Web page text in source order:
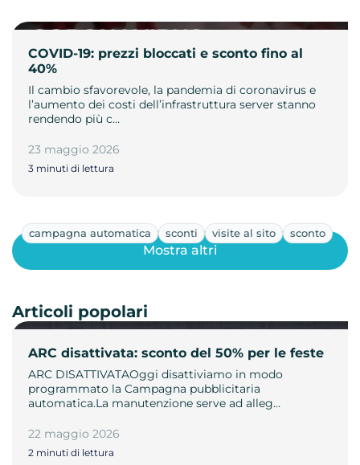
COVID-19: prezzi bloccati e sconto fino al
40%
Il cambio sfavorevole, la pandemia di coronavirus e
l’aumento dei costi dell’infrastruttura server stanno
rendendo più c…
23 maggio 2026
3 minuti di lettura
campagna automatica sconti visite al sito sconto
ARC disattivata: sconto del 50% per le feste
ARC DISATTIVATAOggi disattiviamo in modo
programmato la Campagna pubblicitaria
automatica.La manutenzione serve ad alleg…
22 maggio 2026
2 minuti di lettura
Mostra altri
Articoli popolari